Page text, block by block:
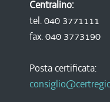
Centralino:
tel. 040 3771111
fax. 040 3773190
Posta certificata: